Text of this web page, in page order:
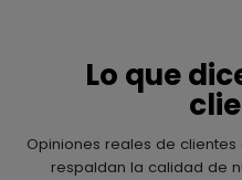
Lo que
Opiniones reales de
respaldan la calidad de